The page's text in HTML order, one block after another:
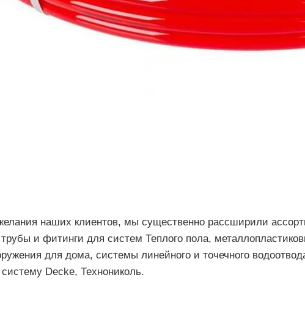
наших клиентов, мы cущественно рассширили
и фитинги для систем Теплого пола,
для дома, системы линейного и точечного
Decke, Технониколь.